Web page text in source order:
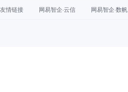
友情链接 网易智企·云信 网易智企·数帆